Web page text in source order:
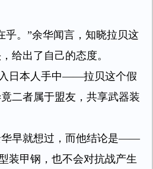
乎。”余华闻言，知晓拉贝这
给出了自己的态度。
日本人手中——拉贝这个假
二者属于盟友，共享武器装
华早就想过，而他结论是——
装甲钢，也不会对抗战产生